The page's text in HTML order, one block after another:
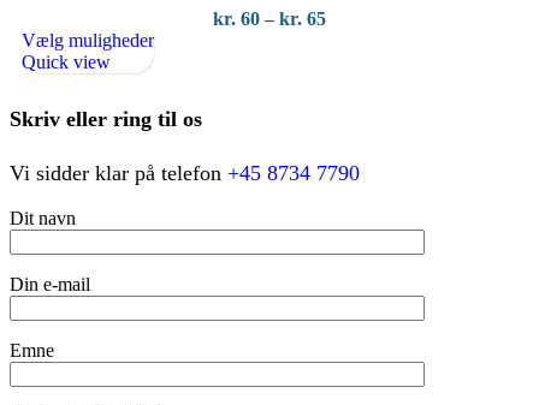
varianter.
Mulighederne
på
varesiden
kr. 60 – kr. 65Prisinterval:
Vælg mulighederDette
varianter.
kan
varesiden
Quick view
Skriv eller ring til os
Vi sidder klar på telefon +45 8734 7790
Dit navn
Din e-mail
Emne